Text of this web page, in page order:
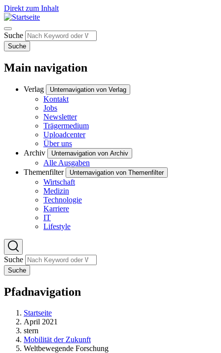
Direkt zum Inhalt
Suche
Suche
Main navigation
Verlag Unternavigation von Verlag
Kontakt
Jobs
Newsletter
Trägermedium
Uploadcenter
Über uns
Archiv
Unternavigation von Archiv
Alle Ausgaben
Themenfilter
Unternavigation von Themenfilter
Wirtschaft
Medizin
Technologie
Karriere
IT
Lifestyle
Suche
Suche
Pfadnavigation
Startseite
April 2021
stern
Mobilität der Zukunft
Weltbewegende Forschung